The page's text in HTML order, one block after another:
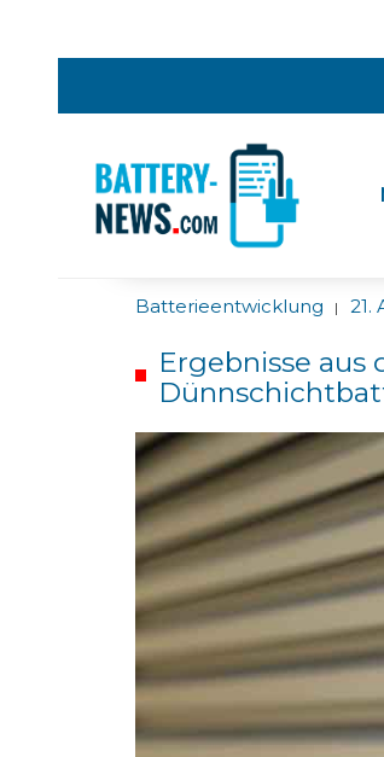
Batterieentwicklung | 21.
Ergebnisse aus